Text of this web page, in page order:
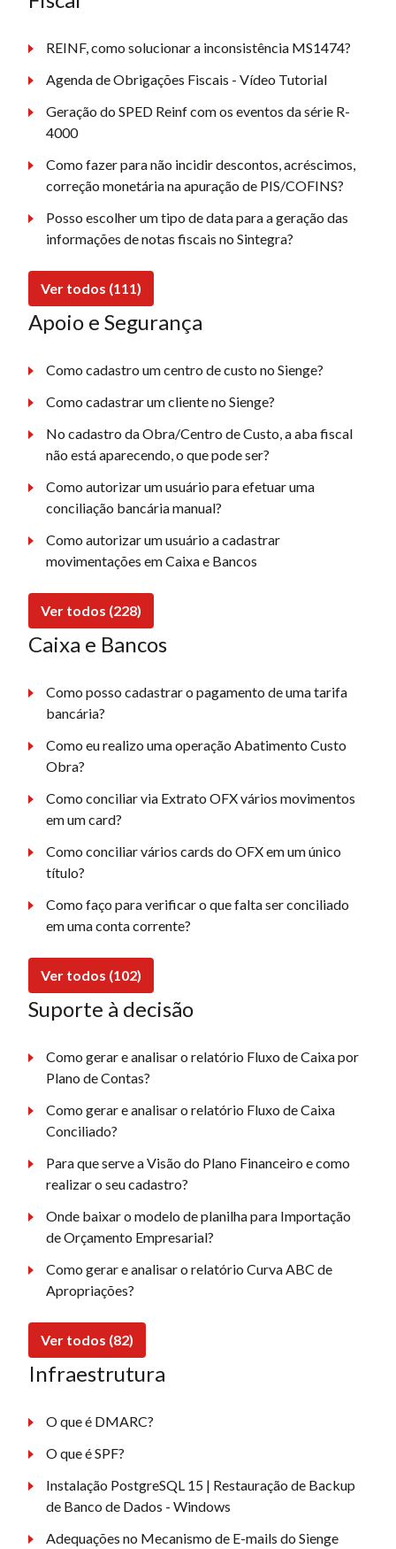
REINF, como solucionar a inconsistência MS1474?
Agenda de Obrigações Fiscais - Vídeo Tutorial
Geração do SPED Reinf com os eventos da série R-
4000
Como fazer para não incidir descontos, acréscimos,
correção monetária na apuração de PIS/COFINS?
Posso escolher um tipo de data para a geração das
informações de notas fiscais no Sintegra?
Ver todos (111)
Apoio e Segurança
Como cadastro um centro de custo no Sienge?
Como cadastrar um cliente no Sienge?
No cadastro da Obra/Centro de Custo, a aba fiscal
não está aparecendo, o que pode ser?
Como autorizar um usuário para efetuar uma
conciliação bancária manual?
Como autorizar um usuário a cadastrar
movimentações em Caixa e Bancos
Ver todos (228)
Caixa e Bancos
Como posso cadastrar o pagamento de uma tarifa
bancária?
Como eu realizo uma operação Abatimento Custo
Obra?
Como conciliar via Extrato OFX vários movimentos
em um card?
Como conciliar vários cards do OFX em um único
título?
Como faço para verificar o que falta ser conciliado
em uma conta corrente?
Ver todos (102)
Suporte à decisão
Como gerar e analisar o relatório Fluxo de Caixa por
Plano de Contas?
Como gerar e analisar o relatório Fluxo de Caixa
Conciliado?
Para que serve a Visão do Plano Financeiro e como
realizar o seu cadastro?
Onde baixar o modelo de planilha para Importação
de Orçamento Empresarial?
Como gerar e analisar o relatório Curva ABC de
Apropriações?
Ver todos (82)
Infraestrutura
O que é DMARC?
O que é SPF?
Instalação PostgreSQL 15 | Restauração de Backup
de Banco de Dados - Windows
Adequações no Mecanismo de E-mails do Sienge